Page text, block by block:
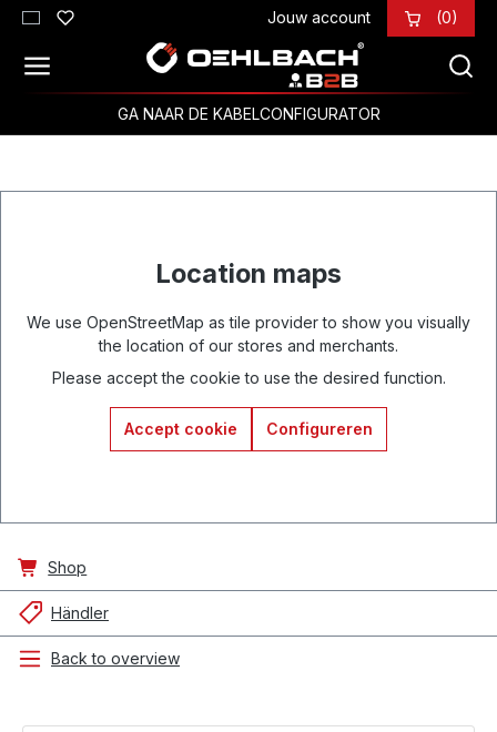
Ga naar de hoofdinhoud Jouw account (0)
GA NAAR DE KABELCONFIGURATOR
Location maps
We use OpenStreetMap as tile provider to show you visually
the location of our stores and merchants.
Please accept the cookie to use the desired function.
Accept cookie Configureren
Shop
Händler
Back to overview